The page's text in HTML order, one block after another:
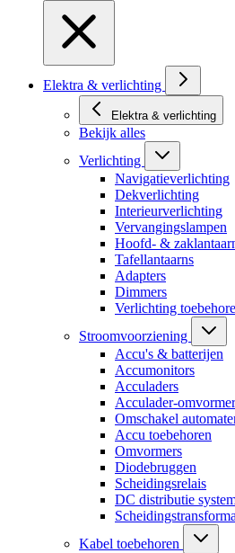
Elektra & verlichting
Elektra & verlichting
Bekijk alles
Verlichting
Navigatieverlichting
Dekverlichting
Interieurverlichting
Vervangingslampen
Hoofd- &
Tafellantaarns
Adapters
Dimmers
Verlichting
Stroomvoorziening
Accu's & batterijen
Accumonitors
Acculaders
Acculader-
Omschakel
Accu toebehoren
Omvormers
Diodebruggen
Scheidingsrelais
DC distributie
Kabel toebehoren